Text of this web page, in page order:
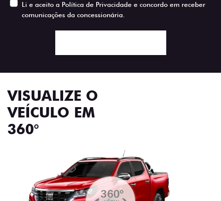
Li e aceito a Política de Privacidade e concordo em receber
comunicações da concessionária.
VISUALIZE O
VEÍCULO EM
360°